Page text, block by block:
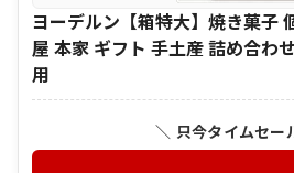
ヨーデルン【箱特大】焼き菓子
屋 本家 ギフト 手土産 詰め合わ
用
＼ 只今タイムセー